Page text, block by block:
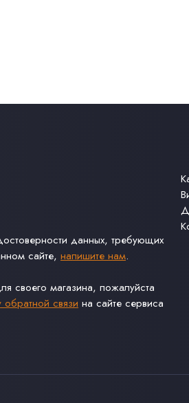
данных, требующих
сайте, напишите нам.
своего магазина, пожалуйста
связи на сайте сервиса